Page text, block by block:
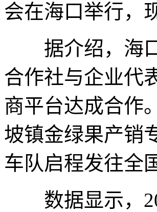
会在海口举行，
据介绍，海口
合作社与企业代
商平台达成合作
坡镇金绿果产销
车队启程发往全
数据显示，